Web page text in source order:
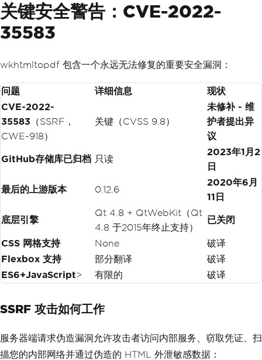
关键安全警告：CVE-2022-
35583
wkhtmltopdf 包含一个永远无法修复的重要安全漏洞：
问题 详细信息
现状
CVE-2022-
35583 （SSRF，
CWE-918）
关键（CVSS 9.8）
未修补 - 维
护者提出异
议
GitHub存储库已归档 只读
2023年1月2
日
最后的上游版本 0.12.6
2020年6月
11日
底层引擎
Qt 4.8 + QtWebKit（Qt
4.8 于2015年终止支持）
已关闭
CSS 网格支持 None
破译
Flexbox 支持
部分翻译
破译
ES6+JavaScript> 有限的 破译
SSRF 攻击如何工作
服务器端请求伪造漏洞允许攻击者访问内部服务、窃取凭证、扫
描您的内部网络并通过伪造的 HTML 外泄敏感数据：